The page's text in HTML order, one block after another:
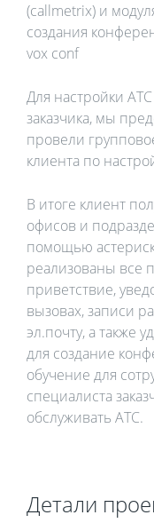
(callmetrix) и
создания
vox conf
Для настройки
заказчика, мы
провели
клиента по
В итоге клиент
офисов и
помощью
реализованы все
приветствие,
вызовах, записи
эл.почту, а также
для создание
обучение для
специалиста
обслуживать АТС.
Детали